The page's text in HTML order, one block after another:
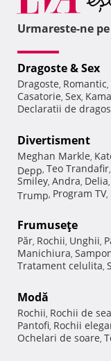
Urmareste-ne pe
Dragoste & Sex
Dragoste, Romantic,
Casatorie, Sex,
Declaratii de
Divertisment
Meghan Markle,
Depp, Teo Trandafir,
Smiley, Andra, Delia,
Trump, Program TV,
Frumuseţe
Păr, Rochii, Unghii,
Manichiura,
Tratament celulita,
Modă
Rochii, Rochii de
Pantofi, Rochii
Ochelari de soare,